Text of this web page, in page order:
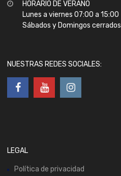
HORARIO DE VERANO
Lunes a viernes 07:00 a 15:00
Sábados y Domingos cerrados
NUESTRAS REDES SOCIALES:
LEGAL
Política de privacidad